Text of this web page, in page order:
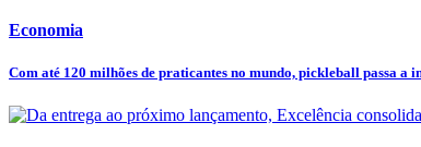
Economia
Com até 120 milhões de praticantes no mundo, pickleball passa a